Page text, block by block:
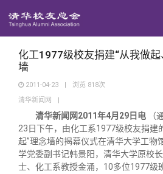
西南联大校友会
回馈母校
捐赠项目
捐赠新闻
媒体平台
《清华校友通讯》
百年清华
化工1977级校友捐建“从我做
墙
2011-04-23 | 浏览 818次
清华新闻网
|
清华新闻网2011年4月29日电 （
23日下午，由化工系1977级校友捐建
起”理念墙的揭幕仪式在清华大学工物
学党委副书记韩景阳，清华大学原校
士、化工系教授金涌，10多位1977级